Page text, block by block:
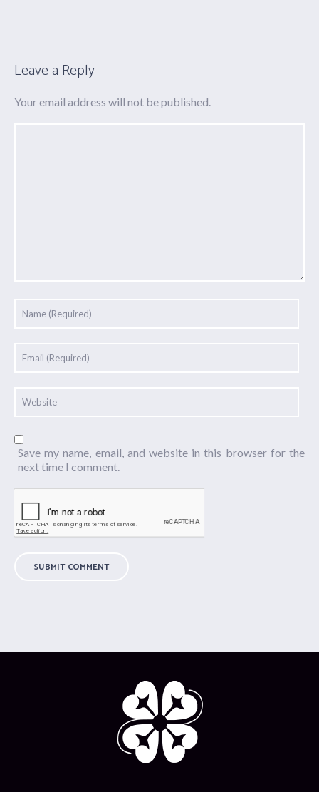
Leave a Reply
Your email address will not be published.
Save my name, email, and website in this browser for the
next time I comment.